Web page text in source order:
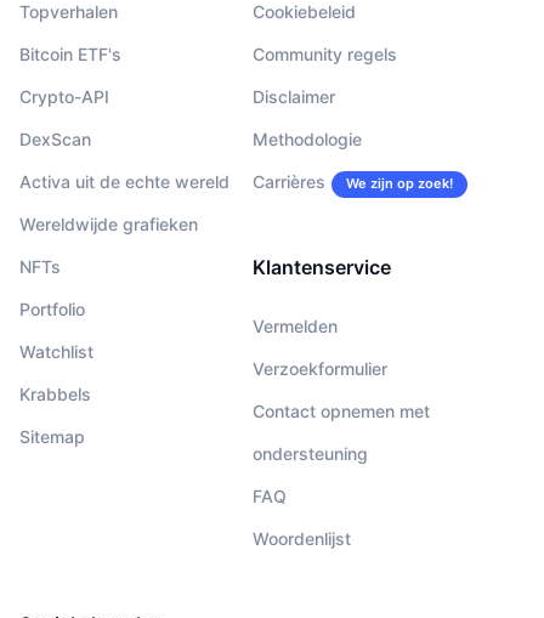
Topverhalen
Bitcoin ETF's
Crypto-API
DexScan
Activa uit de echte wereld
Wereldwijde grafieken
NFTs
Portfolio
Watchlist
Krabbels
Sitemap
Cookiebeleid
Community regels
Disclaimer
Methodologie
Carrières We zijn op zoek!
Klantenservice
Vermelden
Verzoekformulier
Contact opnemen met
ondersteuning
FAQ
Woordenlijst